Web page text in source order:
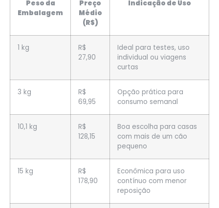
Peso da
Embalagem
Preço
Médio
(R$)
Indicação de Uso
1 kg
R$
27,90
Ideal para testes, uso
individual ou viagens
curtas
3 kg
R$
69,95
Opção prática para
consumo semanal
10,1 kg
R$
128,15
Boa escolha para casas
com mais de um cão
pequeno
15 kg
R$
178,90
Econômica para uso
contínuo com menor
reposição